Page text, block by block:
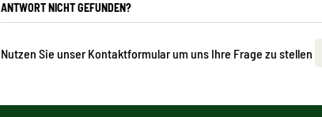
ANTWORT NICHT GEFUNDEN?
Nutzen Sie unser Kontaktformular um uns Ihre Frage zu stellen